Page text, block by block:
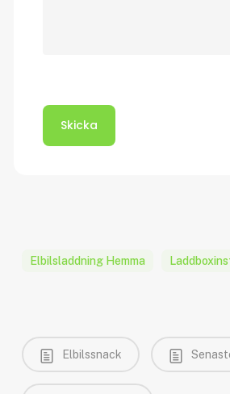
Elbilsladdning Hemma
Elbilssnack